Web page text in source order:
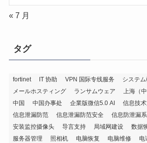
« 7 月
タグ
fortinet IT 协助 VPN 国际专线服务
システ
メールホスティング
ランサムウェア 上海（中
中国
中国办事处 企業版微信5.0 AI 信息技
信息泄漏防范
信息泄漏防范安全 信息防泄漏
安装监控摄像头
导言支持 局域网建设 数据
服务器管理
照相机 电脑恢复 电脑维修 电